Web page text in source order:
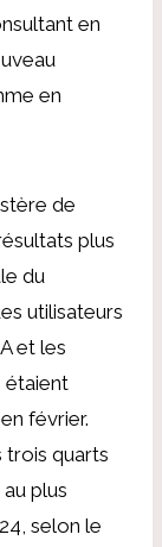
en
en
de
plus
du
utilisateurs
et les
étaient
février.
trois quarts
plus
selon le